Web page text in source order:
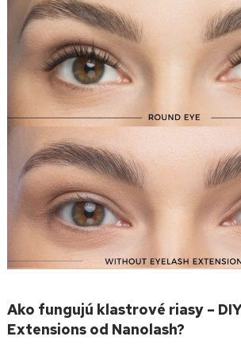
Ako fungujú klastrové riasy –
Extensions od Nanolash?